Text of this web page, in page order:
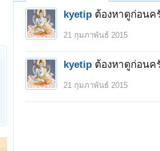
kyetip ต้องหาดูก่อนค
21 กุมภาพันธ์ 2015
kyetip ต้องหาดูก่อนค
21 กุมภาพันธ์ 2015